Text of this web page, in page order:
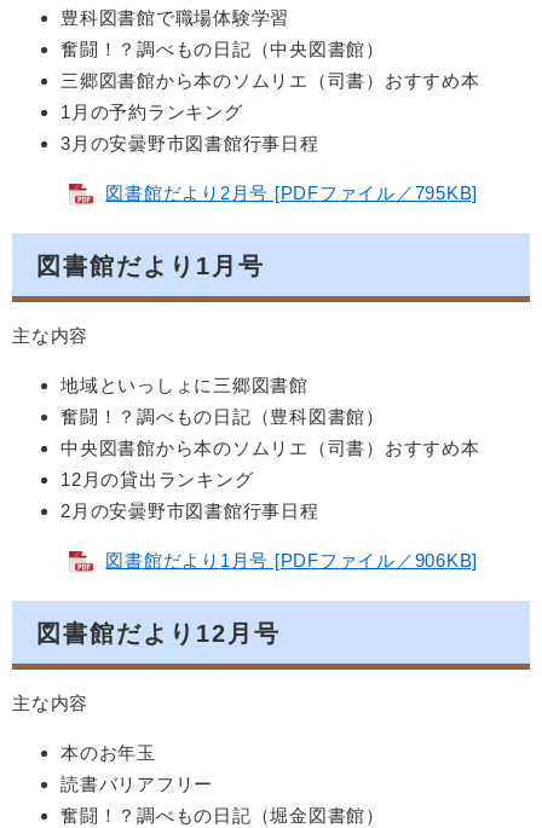
豊科図書館で職場体験学習
奮闘！？調べもの日記（中央図書館）
三郷図書館から本のソムリエ（司書）おすすめ本
1月の予約ランキング
3月の安曇野市図書館行事日程
図書館だより2月号 [PDFファイル／795KB]
図書館だより1月号
主な内容
地域といっしょに三郷図書館
奮闘！？調べもの日記（豊科図書館）
中央図書館から本のソムリエ（司書）おすすめ本
12月の貸出ランキング
2月の安曇野市図書館行事日程
図書館だより1月号 [PDFファイル／906KB]
図書館だより12月号
主な内容
本のお年玉
読書バリアフリー
奮闘！？調べもの日記（堀金図書館）